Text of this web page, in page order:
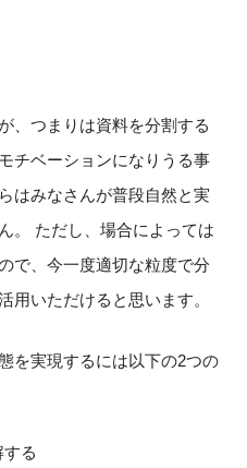
、つまりは資料を分割する
チベーションになりうる事
はみなさんが普段自然と実
。 ただし、場合によっては
で、今一度適切な粒度で分
用いただけると思います。
を実現するには以下の2つの
る